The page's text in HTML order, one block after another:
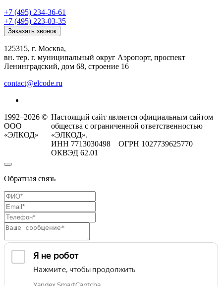
+7 (495) 234-36-61
+7 (495) 223-03-35
Заказать звонок
125315, г. Москва,
вн. тер. г. муниципальный округ Аэропорт, проспект
Ленинградский, дом 68, строение 16
contact@elcode.ru
1992–2026 ©
ООО
«ЭЛКОД»
Настоящий сайт является официальным сайтом
общества с ограниченной ответственностью
«ЭЛКОД».
ИНН 7713030498 ОГРН 1027739625770
ОКВЭД 62.01
Обратная связь